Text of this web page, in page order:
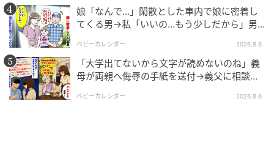
ウーマンエキサイト
娘「なんで…」閑散とした車内で娘に密着し
てくる男→私「いいの…もう少しだから」男
ベビーカレンダー 2026.8.6
「大学出てないから文字が読めないのね」義
母が両親へ侮辱の手紙を送付→義父に相談
ベビーカレンダー 2026.8.6